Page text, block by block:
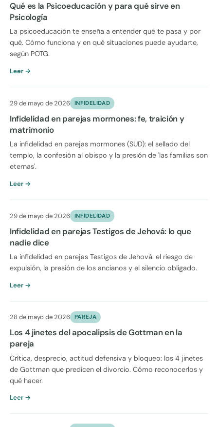
Qué es la Psicoeducación y para qué sirve en
Psicología
La psicoeducación te enseña a entender qué te pasa y por
qué. Cómo funciona y en qué situaciones puede ayudarte,
según POTG.
Leer →
29 de mayo de 2026 INFIDELIDAD
Infidelidad en parejas mormones: fe, traición y
matrimonio
La infidelidad en parejas mormones (SUD): el sellado del
templo, la confesión al obispo y la presión de 'las familias son
eternas'.
Leer →
29 de mayo de 2026 INFIDELIDAD
Infidelidad en parejas Testigos de Jehová: lo que
nadie dice
La infidelidad en parejas Testigos de Jehová: el riesgo de
expulsión, la presión de los ancianos y el silencio obligado.
Leer →
28 de mayo de 2026 PAREJA
Los 4 jinetes del apocalipsis de Gottman en la
pareja
Crítica, desprecio, actitud defensiva y bloqueo: los 4 jinetes
de Gottman que predicen el divorcio. Cómo reconocerlos y
qué hacer.
Leer →